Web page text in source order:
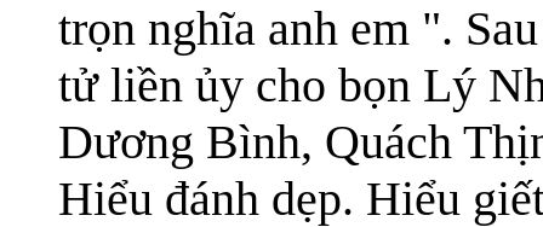
trọn nghĩa anh em ".
tử liền ủy cho bọn Lý
Dương Bình, Quách
Hiểu đánh dẹp. Hiểu